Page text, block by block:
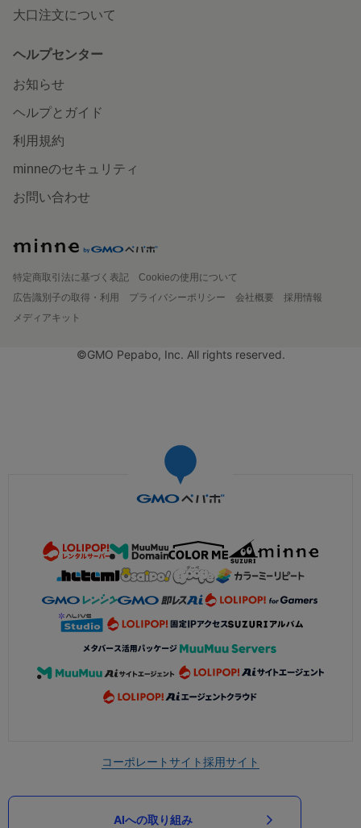
大口注文について
ヘルプセンター
お知らせ
ヘルプとガイド
利用規約
minneのセキュリティ
お問い合わせ
特定商取引法に基づく表記
Cookieの使用について
広告識別子の取得・利用
プライバシーポリシー 会社概要
採用情報
メディアキット
©GMO Pepabo, Inc. All rights reserved.
コーポレートサイト採用サイト
AIへの取り組み